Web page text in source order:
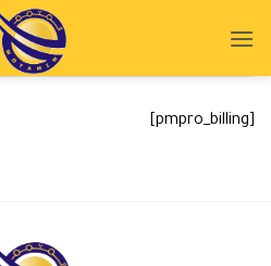
[pmpro_billing]